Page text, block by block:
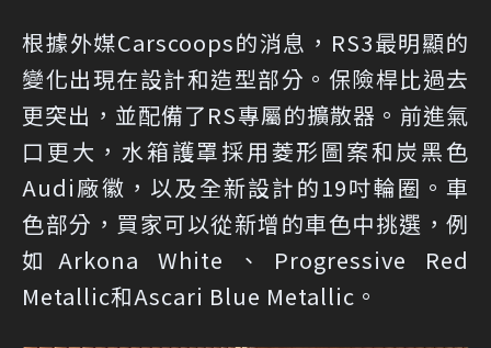
根據外媒Carscoops的消息 ，RS3最明顯的
變化出現在設計和造型部分。保險桿比過去
更突出，並配備了RS專屬的擴散器。前進氣
口更大，水箱護罩採用菱形圖案和炭黑色
Audi廠徽，以及全新設計的19吋輪圈。車
色部分，買家可以從新增的車色中挑選，例
如Arkona White、Progressive Red
Metallic和Ascari Blue Metallic。